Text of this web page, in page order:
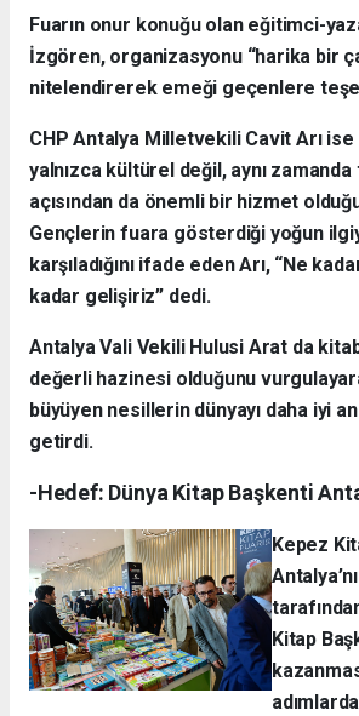
Fuarın onur konuğu olan eğitimci-
İzgören, organizasyonu “harika bir
nitelendirerek emeği geçenlere
CHP Antalya Milletvekili Cavit Arı ise
yalnızca kültürel değil, aynı
açısından da önemli bir hizmet
Gençlerin fuara gösterdiği yoğun
karşıladığını ifade eden Arı, “Ne
kadar gelişiriz” dedi.
Antalya Vali Vekili Hulusi Arat da
değerli hazinesi olduğunu
büyüyen nesillerin dünyayı daha iyi
getirdi.
-Hedef: Dünya Kitap Başkenti
Kepez
Kitap